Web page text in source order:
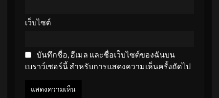
เว็บไซต์
บันทึกชื่อ, อีเมล และชื่อเว็บไซต์ของฉันบน
เบราว์เซอร์นี้ สำหรับการแสดงความเห็นครั้งถัดไป